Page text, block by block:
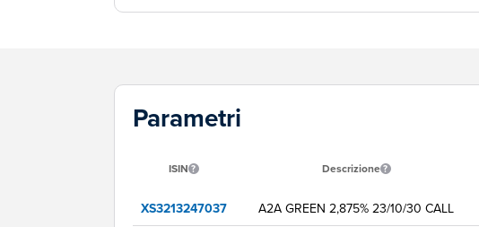
Parametri
ISIN Descrizione
XS3213247037 A2A GREEN 2,875% 23/10/30 CALL